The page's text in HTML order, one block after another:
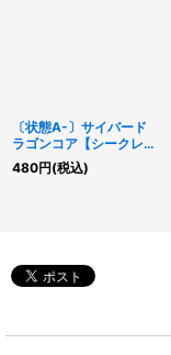
〔状態A-〕サイバード
ラゴンコア【シークレッ
ト】{QCCP-JP016}
《モンスター》
480円(税込)